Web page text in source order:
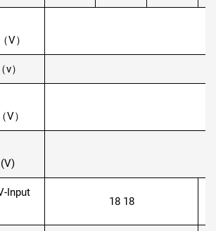
V）
）
）
Input
18 18